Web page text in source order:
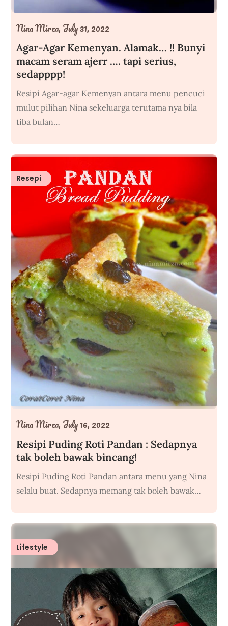
Agar-Agar Kemenyan. Alamak… !! Bunyi
macam seram ajerr …. tapi serius,
sedapppp!
Nina Mirza, July 31, 2022
Resipi Agar-agar Kemenyan antara menu pencuci
mulut pilihan Nina sekeluarga terutama nya bila
tiba bulan…
Resepi
Resipi Puding Roti Pandan : Sedapnya
tak boleh bawak bincang!
Nina Mirza, July 16, 2022
Resipi Puding Roti Pandan antara menu yang Nina
selalu buat. Sedapnya memang tak boleh bawak…
Lifestyle